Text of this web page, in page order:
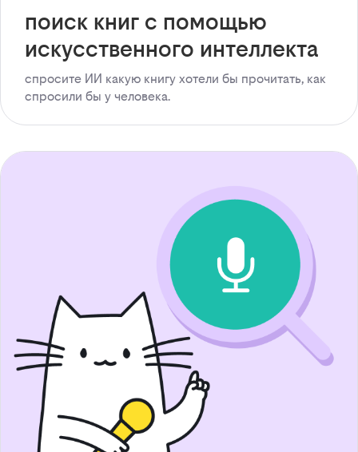
поиск книг с помощью
искусственного интеллекта
спросите ИИ какую книгу хотели бы прочитать, как
спросили бы у человека.